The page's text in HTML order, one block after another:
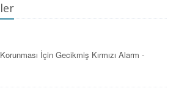
İçin Gecikmiş Kırmızı Alarm -